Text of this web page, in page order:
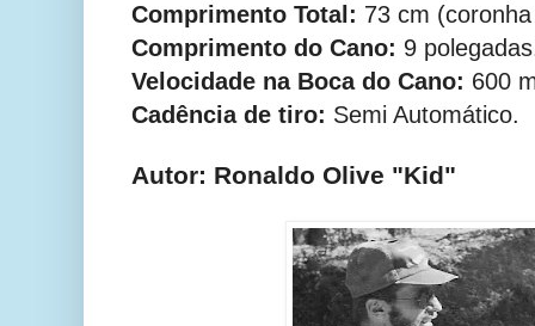
Comprimento Total: 73 cm
Comprimento do Cano: 9
Velocidade na Boca do Cano: 600
Cadência de tiro: Semi Automático.
Autor: Ronaldo Olive "Kid"